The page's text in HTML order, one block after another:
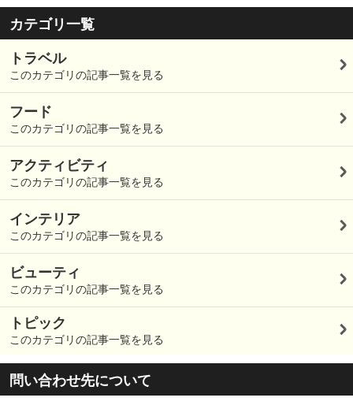
カテゴリ一覧
トラベル
このカテゴリの記事一覧を見る
フード
このカテゴリの記事一覧を見る
アクティビティ
このカテゴリの記事一覧を見る
インテリア
このカテゴリの記事一覧を見る
ビューティ
このカテゴリの記事一覧を見る
トピック
このカテゴリの記事一覧を見る
問い合わせ先について